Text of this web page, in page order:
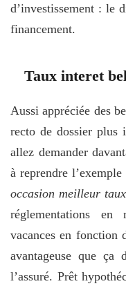
d’investissement : le
financement.
Taux interet
Aussi appréciée des
recto de dossier plus
allez demander
à reprendre l’exemple
occasion meilleur
réglementations en
vacances en fonction
avantageuse que
l’assuré. Prêt